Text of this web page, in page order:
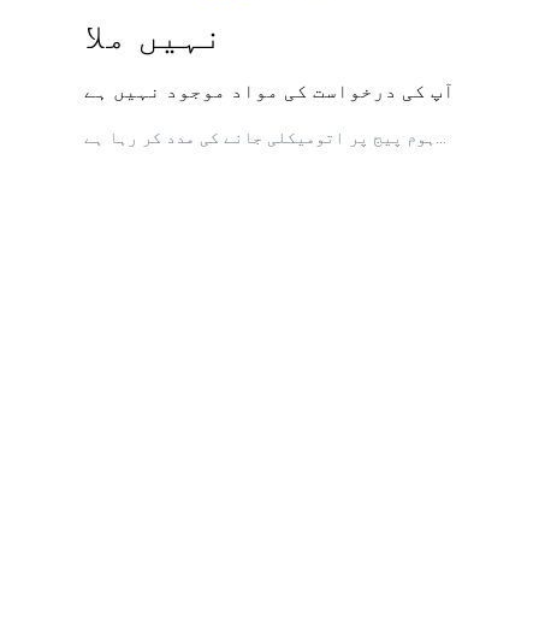
نہیں ملا
آپ کی درخواست کی مواد موجود نہیں ہے
ہوم پیج پر اتومیکلی جانے کی مدد کر رہا ہے...